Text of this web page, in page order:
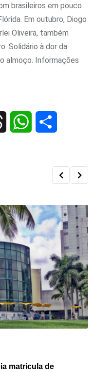
brasileiros em pouco
Em outubro, Diogo
Oliveira, também
Solidário à dor da
almoço. Informações
e
a
d
s
t
s
A
p
a
r
e
matrícula de